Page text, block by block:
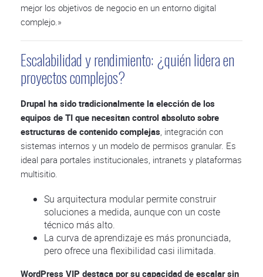
mejor los objetivos de negocio en un entorno digital
complejo.»
Escalabilidad y rendimiento: ¿quién lidera en
proyectos complejos?
Drupal ha sido tradicionalmente la elección de los
equipos de TI que necesitan control absoluto sobre
estructuras de contenido complejas, integración con
sistemas internos y un modelo de permisos granular. Es
ideal para portales institucionales, intranets y plataformas
multisitio.
Su arquitectura modular permite construir
soluciones a medida, aunque con un coste
técnico más alto.
La curva de aprendizaje es más pronunciada,
pero ofrece una flexibilidad casi ilimitada.
WordPress VIP destaca por su capacidad de escalar sin